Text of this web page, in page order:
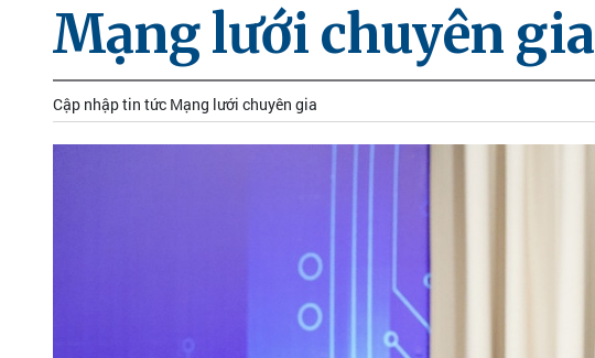
Mạng lưới chuyên gia
Cập nhập tin tức Mạng lưới chuyên gia